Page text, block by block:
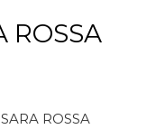
ROSSA
ROSSA